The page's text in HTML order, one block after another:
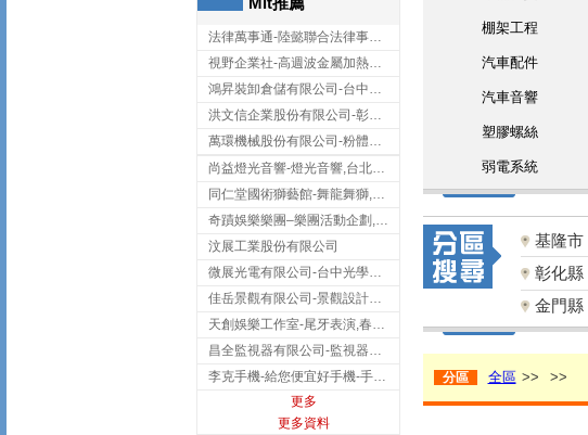
法律萬事通-陸懿聯合法律事務所
視野企業社-高週波金屬加熱設備,彰化高週波金屬加熱設備
鴻昇裝卸倉儲有限公司-台中貨櫃裝卸
洪文信企業股份有限公司-彰化鋅合金鑄造,彰化五金加工,彰化五金配件
萬環機械股份有限公司-粉體塗裝設備,輸送機,輸送機設備,台南輸送機
尚益燈光音響-燈光音響,台北燈光音響,台北燈光音響出租
同仁堂國術獅藝館-舞龍舞獅,台中舞龍舞獅
奇蹟娛樂樂團–樂團活動企劃,台中樂團表演,台中婚禮樂團
汶展工業股份有限公司
微展光電有限公司-台中光學鍍膜,optical filter taiwan,台灣光學鍍膜
佳岳景觀有限公司-景觀設計公司,台北景觀設計,台北景觀工程,中山區景觀設計
天創娛樂工作室-尾牙表演,春酒表演,板橋尾牙表演
昌全監視器有限公司-監視器安裝,高雄監視器安裝,鳳山區監視器安裝
李克手機-給您便宜好手機-手機收購,屏東手機收購
更多
更多資料
棚架工程
汽車配件
汽車音響
塑膠螺絲
弱電系統
基隆市
彰化縣
金門縣
分區 全區 >> >>